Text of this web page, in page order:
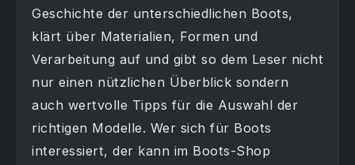
Geschichte der unterschiedlichen Boots,
klärt über Materialien, Formen und
Verarbeitung auf und gibt so dem Leser nicht
nur einen nützlichen Überblick sondern
auch wertvolle Tipps für die Auswahl der
richtigen Modelle. Wer sich für Boots
interessiert, der kann im Boots-Shop